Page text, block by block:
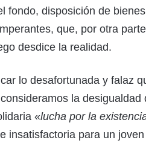
fondo, disposición de
que, por otra
desdice la realidad.
lo desafortunada y falaz
la
«lucha por la
insatisfactoria para un